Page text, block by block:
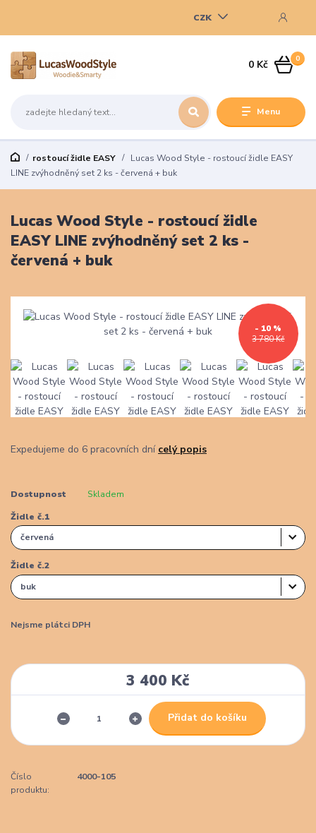
Menu
CZK
0
0 Kč
rostoucí židle EASY
Lucas Wood Style - rostoucí židle EASY
LINE zvýhodněný set 2 ks - červená + buk
Lucas Wood Style - rostoucí židle
EASY LINE zvýhodněný set 2 ks -
červená + buk
3 780 Kč
- 10 %
Expedujeme do 6 pracovních dní celý popis
Dostupnost Skladem
Židle č.1
Židle č.2
Nejsme plátci DPH
3 400 Kč
Přidat do košíku
Číslo
produktu:
4000-105